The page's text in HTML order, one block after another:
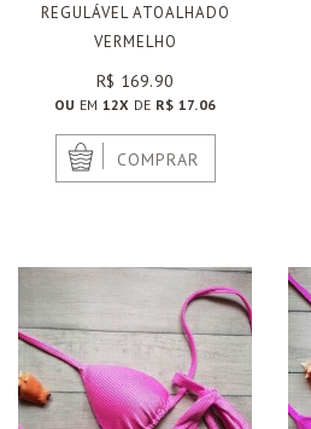
REGULÁVEL ATOALHADO
VERMELHO
R$ 169.90
OU EM 12X DE R$ 17.06
| COMPRAR